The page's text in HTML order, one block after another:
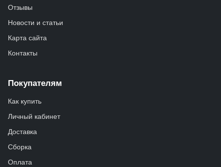
Отзывы
Новости и статьи
Карта сайта
Контакты
Покупателям
Как купить
Личный кабинет
Доставка
Сборка
Оплата